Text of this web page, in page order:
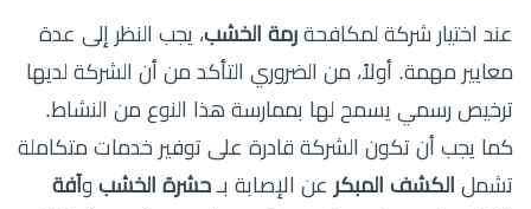
عند اختيار شركة لمكافحة رمة الخشب، يجب النظر إلى عدة
معايير مهمة. أولاً، من الضروري التأكد من أن الشركة لديها
ترخيص رسمي يسمح لها بممارسة هذا النوع من النشاط.
كما يجب أن تكون الشركة قادرة على توفير خدمات متكاملة
تشمل الكشف المبكر عن الإصابة بـ حشرة الخشب وآفة